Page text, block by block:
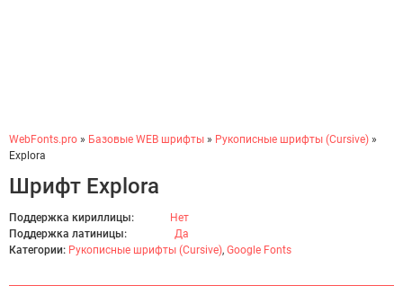
WebFonts.pro » Базовые WEB шрифты » Рукописные шрифты (Cursive) »
Explora
Шрифт Explora
Поддержка кириллицы:
Нет
Поддержка латиницы:
Да
Категории: Рукописные шрифты (Cursive), Google Fonts